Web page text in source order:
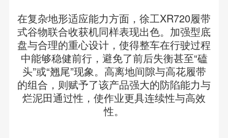
在复杂地形适应能力方面，徐工XR720履带
式谷物联合收获机同样表现出色。加强型底
盘与合理的重心设计，使得整车在行驶过程
中能够稳健前行，避免了前后失衡甚至“磕
头”或“翘尾”现象。高离地间隙与高花履带
的组合，则赋予了该产品强大的防陷能力与
烂泥田通过性，使作业更具连续性与高效
性。